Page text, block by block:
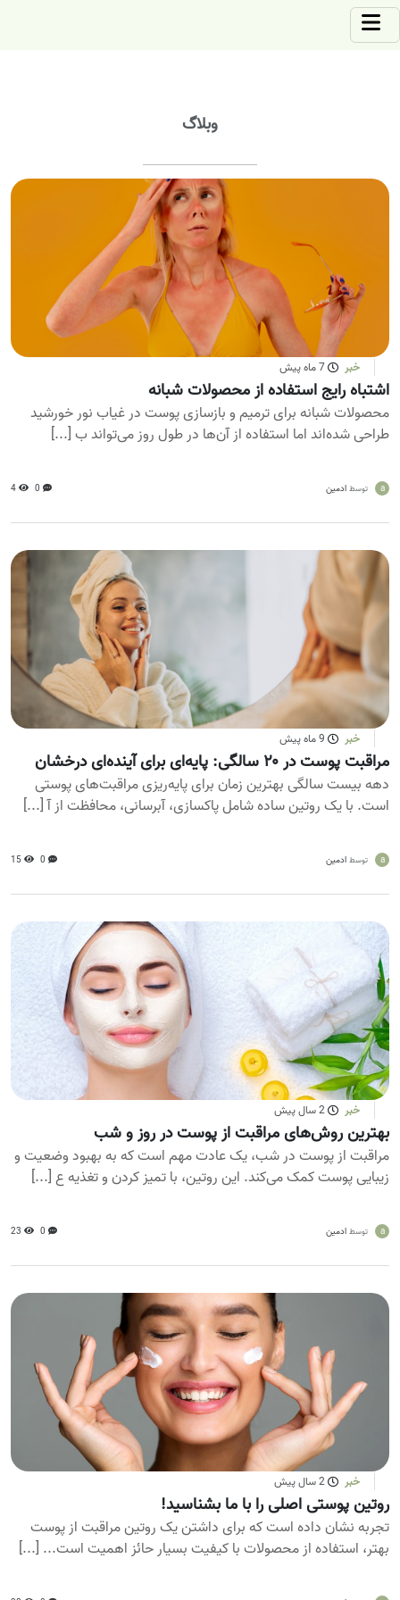
وبلاگ
خبر 7 ماه پیش
اشتباه رایج استفاده از محصولات شبانه
محصولات شبانه برای ترمیم و بازسازی پوست در غیاب نور خورشید
طراحی شده‌اند اما استفاده از آن‌ها در طول روز می‌تواند ب [...]
a توسط ادمین 0
4
خبر 9 ماه پیش
مراقبت پوست در ۲۰ سالگی: پایه‌ای برای آینده‌ای درخشان
دهه بیست سالگی بهترین زمان برای پایه‌ریزی مراقبت‌های پوستی
است. با یک روتین ساده شامل پاکسازی، آبرسانی، محافظت از آ [...]
a توسط ادمین 0
15
خبر 2 سال پیش
بهترین روش‌های مراقبت از پوست در روز و شب
مراقبت از پوست در شب، یک عادت مهم است که به بهبود وضعیت و
زیبایی پوست کمک می‌کند. این روتین، با تمیز کردن و تغذیه ع [...]
a توسط ادمین 0
23
خبر 2 سال پیش
روتین پوستی اصلی را با ما بشناسید!
تجربه نشان داده است که برای داشتن یک روتین مراقبت از پوست
بهتر، استفاده از محصولات با کیفیت بسیار حائز اهمیت است... [...]